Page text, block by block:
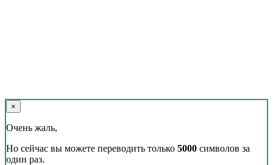
×
Очень жаль,
Но сейчас вы можете переводить только 5000 символов за
один раз.